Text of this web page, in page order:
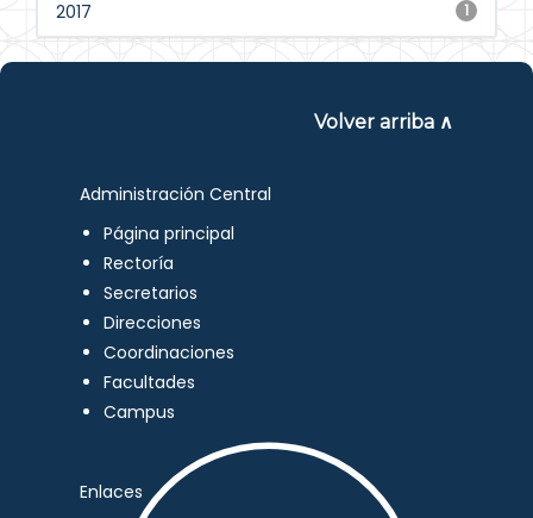
1
2017
Volver arriba ∧
Administración Central
Página principal
Rectoría
Secretarios
Direcciones
Coordinaciones
Facultades
Campus
Enlaces